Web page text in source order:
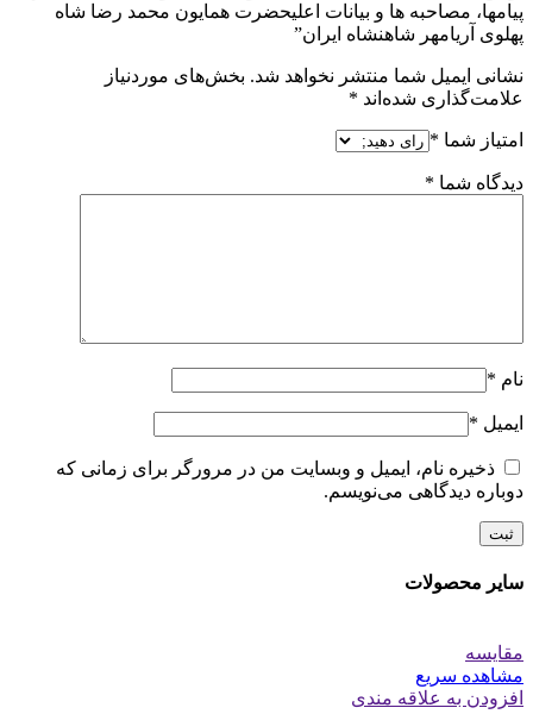
پیامها، مصاحبه ها و بیانات اعلیحضرت همایون محمد رضا شاه
پهلوى آریامهر شاهنشاه ايران”
نشانی ایمیل شما منتشر نخواهد شد. بخش‌های موردنیاز
علامت‌گذاری شده‌اند *
امتیاز شما *
دیدگاه شما *
نام *
ایمیل *
ذخیره نام، ایمیل و وبسایت من در مرورگر برای زمانی که
دوباره دیدگاهی می‌نویسم.
سایر محصولات
مقایسه
مشاهده سریع
افزودن به علاقه مندی